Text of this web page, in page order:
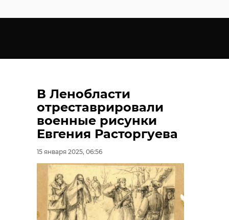
В Ленобласти
отреставрировали
военные рисунки
Евгения Расторгуева
15 января 2025, 06:56